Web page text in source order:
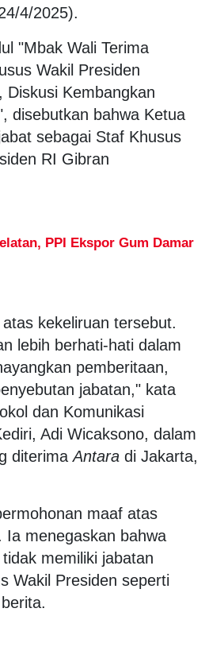
4/2025).
"Mbak Wali Terima
Wakil Presiden
Diskusi Kembangkan
disebutkan bahwa Ketua
sebagai Staf Khusus
RI Gibran
PPI Ekspor Gum Damar
kekeliruan tersebut.
lebih berhati-hati dalam
pemberitaan,
jabatan," kata
dan Komunikasi
Adi Wicaksono, dalam
diterimaAntara di Jakarta,
maaf atas
Ia menegaskan bahwa
memiliki jabatan
Wakil Presiden seperti